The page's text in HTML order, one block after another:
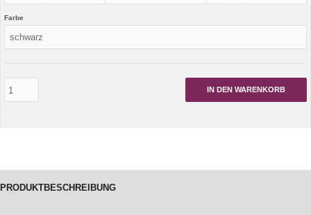
Farbe
IN DEN WARENKORB
PRODUKTBESCHREIBUNG